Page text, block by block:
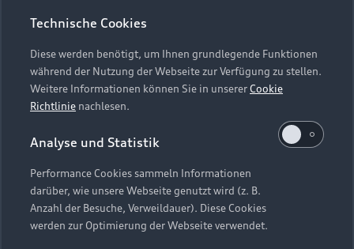
Online-Terminvereinbarung
Servicekontakt
Vertrag widerrufen
Investor Relations
Presse & Media Center
Datenschutz
Audi erleben
Newsletter
Impressum Rechtliches
Hinweisgebersystem
Datenschutzinformation
Cookie-Einstellungen
Cookie-Richtlinie
Barrierefreiheit
Hinweis: Die aktuelle Darstellung und Anordnung der
Embleme am Fahrzeug bei allen Abbildungen auf dieser
Webseite kann abweichen.
Technische Cookies
Diese werden benötigt, um Ihnen grundlegende Funktionen
während der Nutzung der Webseite zur Verfügung zu stellen.
Weitere Informationen können Sie in unsererCookie
Richtlinie nachlesen.
Analyse und Statistik
Performance Cookies sammeln Informationen
darüber, wie unsere Webseite genutzt wird (z. B.
Anzahl der Besuche, Verweildauer). Diese Cookies
werden zur Optimierung der Webseite verwendet.